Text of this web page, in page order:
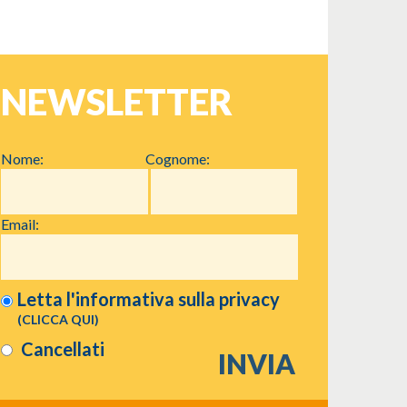
NEWSLETTER
Nome: Cognome:
Email:
Letta l'informativa sulla privacy
(CLICCA QUI)
Cancellati